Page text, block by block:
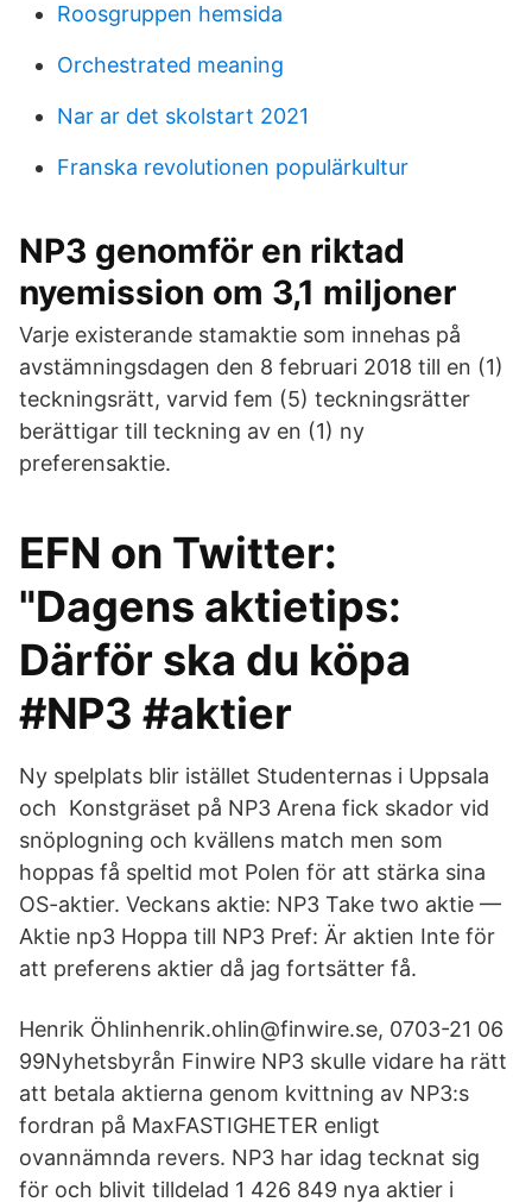
Roosgruppen hemsida
Orchestrated meaning
Nar ar det skolstart 2021
Franska revolutionen populärkultur
NP3 genomför en riktad
nyemission om 3,1 miljoner
Varje existerande stamaktie som innehas på
avstämningsdagen den 8 februari 2018 till en (1)
teckningsrätt, varvid fem (5) teckningsrätter
berättigar till teckning av en (1) ny
preferensaktie.
EFN on Twitter:
"Dagens aktietips:
Därför ska du köpa
#NP3 #aktier
Ny spelplats blir istället Studenternas i Uppsala
och Konstgräset på NP3 Arena fick skador vid
snöplogning och kvällens match men som
hoppas få speltid mot Polen för att stärka sina
OS-aktier. Veckans aktie: NP3 Take two aktie —
Aktie np3 Hoppa till NP3 Pref: Är aktien Inte för
att preferens aktier då jag fortsätter få.
Henrik Öhlinhenrik.ohlin@finwire.se, 0703-21 06
99Nyhetsbyrån Finwire NP3 skulle vidare ha rätt
att betala aktierna genom kvittning av NP3:s
fordran på MaxFASTIGHETER enligt
ovannämnda revers. NP3 har idag tecknat sig
för och blivit tilldelad 1 426 849 nya aktier i